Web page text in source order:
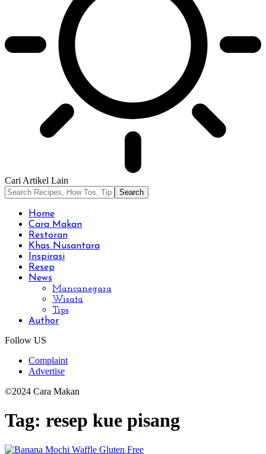
Cari Artikel Lain
Home
Cara Makan
Restoran
Khas Nusantara
Inspirasi
Resep
News
Mancanegara
Wisata
Tips
Author
Follow US
Complaint
Advertise
©2024 Cara Makan
Tag: resep kue pisang